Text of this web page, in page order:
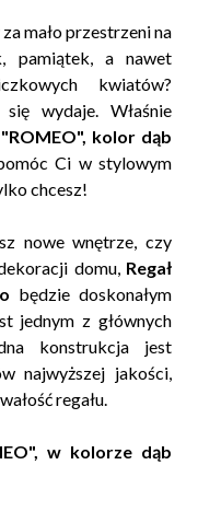
mało przestrzeni na
pamiątek, a nawet
kwiatów?
wydaje. Właśnie
"ROMEO", kolor dąb
Ci w stylowym
chcesz!
nowe wnętrze, czy
domu, Regał
będzie doskonałym
jednym z głównych
konstrukcja jest
najwyższej jakości,
regału.
w kolorze dąb